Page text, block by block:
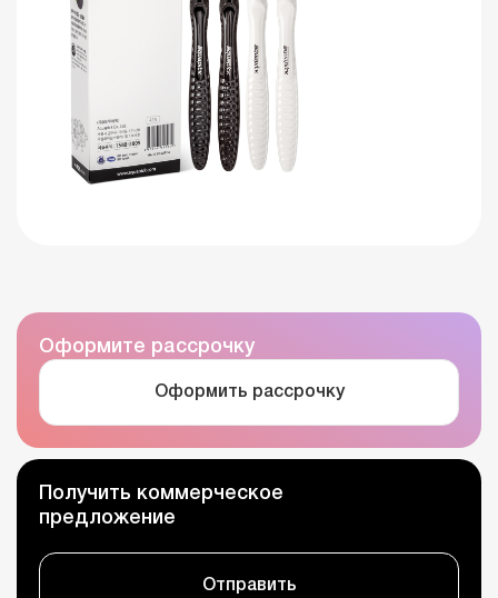
Оформите рассрочку
Оформить рассрочку
Получить коммерческое
предложение
Отправить